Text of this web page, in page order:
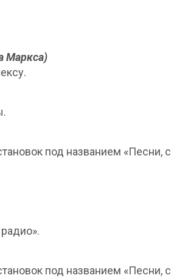
Маркса)
под названием «Песни, с
под названием «Песни, с